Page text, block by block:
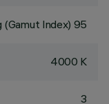
(Gamut Index) 95
4000 K
3